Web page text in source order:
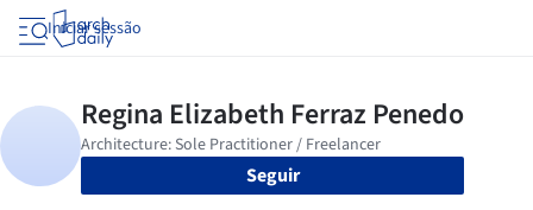
Iniciar sessão
Seguir